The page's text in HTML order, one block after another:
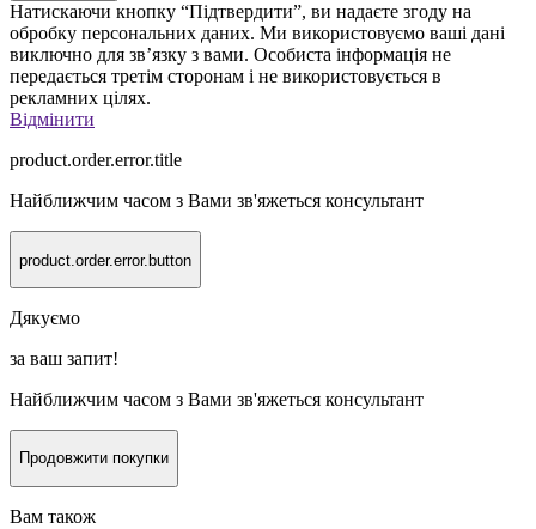
Натискаючи кнопку “Підтвердити”, ви надаєте згоду на
обробку персональних даних. Ми використовуємо ваші дані
виключно для зв’язку з вами. Особиста інформація не
передається третім сторонам і не використовується в
рекламних цілях.
Відмінити
product.order.error.title
Найближчим часом з Вами зв'яжеться консультант
product.order.error.button
Дякуємо
за ваш запит!
Найближчим часом з Вами зв'яжеться консультант
Продовжити покупки
Вам також